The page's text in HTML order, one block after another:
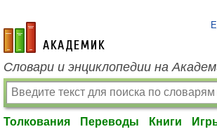
academic.ru
Словари и энциклопедии на
Толкования Переводы Книги